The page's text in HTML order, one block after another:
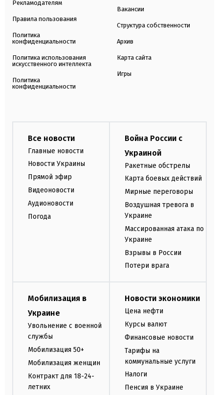
Рекламодателям
Правила пользования
Политика
конфиденциальности
Политика использования
искусственного интеллекта
Политика
конфиденциальности
Вакансии
Структура собственности
Архив
Карта сайта
Игры
Все новости
Главные новости
Новости Украины
Прямой эфир
Видеоновости
Аудионовости
Погода
Война России с
Украиной
Ракетные обстрелы
Карта боевых действий
Мирные переговоры
Воздушная тревога в
Украине
Массированная атака по
Украине
Взрывы в России
Потери врага
Мобилизация в
Украине
Увольнение с военной
службы
Мобилизация 50+
Мобилизация женщин
Контракт для 18-24-
летних
Новости экономики
Цена нефти
Курсы валют
Финансовые новости
Тарифы на
коммунальные услуги
Налоги
Пенсия в Украине